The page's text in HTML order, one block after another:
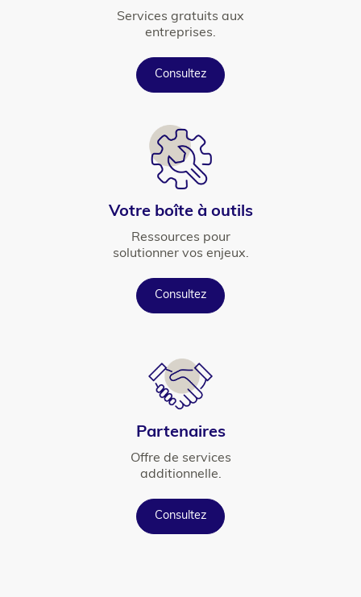
Services gratuits aux
entreprises.
Consultez
Votre boîte à outils
Ressources pour
solutionner vos enjeux.
Consultez
Partenaires
Offre de services
additionnelle.
Consultez